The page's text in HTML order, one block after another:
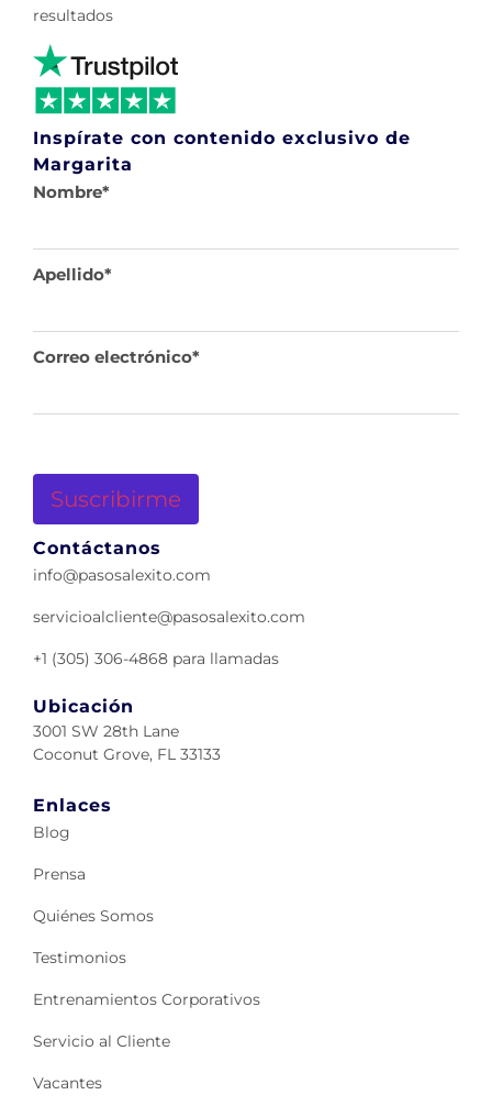
resultados
Inspírate con contenido exclusivo de
Margarita
Nombre*
Apellido*
Correo electrónico*
Suscribirme
Contáctanos
info@pasosalexito.com
servicioalcliente@pasosalexito.com
+1 (305) 306-4868 para llamadas
Ubicación
3001 SW 28th Lane
Coconut Grove, FL 33133
Enlaces
Blog
Prensa
Quiénes Somos
Testimonios
Entrenamientos Corporativos
Servicio al Cliente
Vacantes